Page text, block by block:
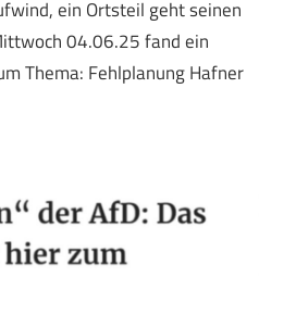
ein Ortsteil geht seinen
04.06.25 fand ein
Thema: Fehlplanung Hafner